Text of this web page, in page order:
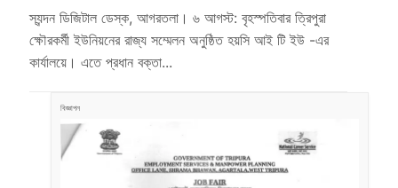
স্যন্দন ডিজিটাল ডেস্ক, আগরতলা। ৬ আগস্ট: বৃহস্পতিবার ত্রিপুরা
ক্ষৌরকর্মী ইউনিয়নের রাজ্য সম্মেলন অনুষ্ঠিত হয়সি আই টি ইউ -এর
কার্যালয়ে। এতে প্রধান বক্তা...
বিজ্ঞাপন